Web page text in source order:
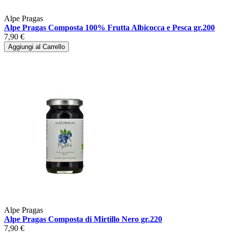
Alpe Pragas
Alpe Pragas Composta 100% Frutta Albicocca e Pesca gr.200
7,90 €
Aggiungi al Carrello
Alpe Pragas
Alpe Pragas Composta di Mirtillo Nero gr.220
7,90 €